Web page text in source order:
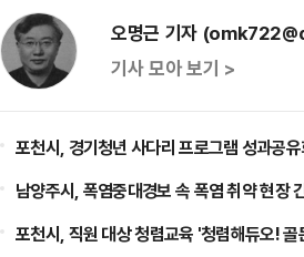
오명근 기자
기사 모아 보기 >
포천시, 경기청년 사다리 프로그램 성과공
남양주시, 폭염중대경보 속 폭염 취약 현장
포천시, 직원 대상 청렴교육 '청렴해듀오! 골